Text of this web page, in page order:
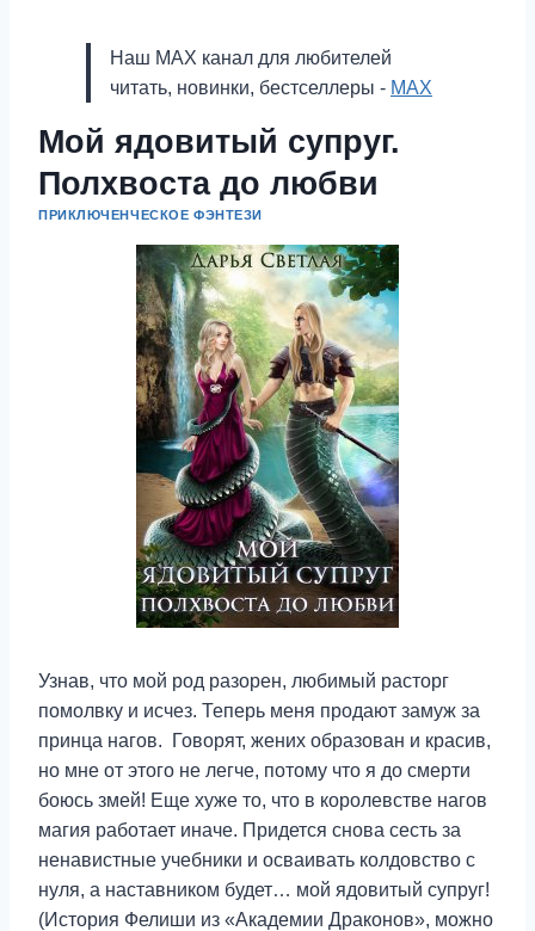
Наш MAX канал для любителей
читать, новинки, бестселлеры - MAX
Мой ядовитый супруг.
Полхвоста до любви
ПРИКЛЮЧЕНЧЕСКОЕ ФЭНТЕЗИ
Узнав, что мой род разорен, любимый расторг
помолвку и исчез. Теперь меня продают замуж за
принца нагов. Говорят, жених образован и красив,
но мне от этого не легче, потому что я до смерти
боюсь змей! Еще хуже то, что в королевстве нагов
магия работает иначе. Придется снова сесть за
ненавистные учебники и осваивать колдовство с
нуля, а наставником будет… мой ядовитый супруг!
(История Фелиши из «Академии Драконов», можно